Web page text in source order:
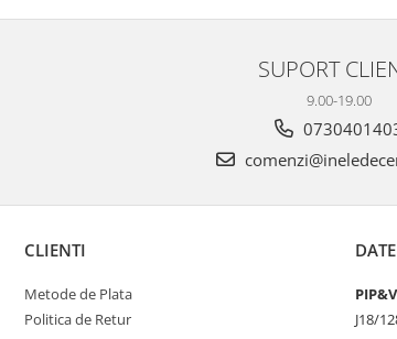
SUPORT
9.00-19.00
CLIENTI
Metode de Plata
Politica de Retur
J18/